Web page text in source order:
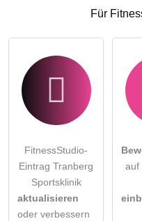
FitnessStudio-Eintrag zu
Für
FitnessStudio-
Eintrag Tranberg
Sportsklinik
aktualisieren
oder verbessern
auf